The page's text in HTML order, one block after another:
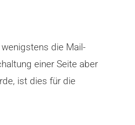
die Mail-
einer Seite aber
ist dies für die